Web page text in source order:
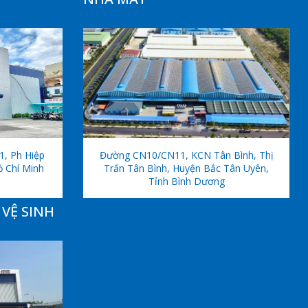
Ph Hiệp
Chí Minh
Đường CN10/CN11, KCN Tân Bình, Thị
Trấn Tân Bình, Huyện Bắc Tân Uyên,
Tỉnh Bình Dương
SINH